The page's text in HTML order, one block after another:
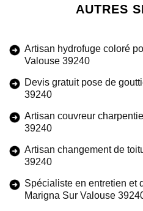
AUTRES
Artisan hydrofuge coloré
Valouse 39240
Devis gratuit pose de
39240
Artisan couvreur
39240
Artisan changement de
39240
Spécialiste en entretien et
Marigna Sur Valouse